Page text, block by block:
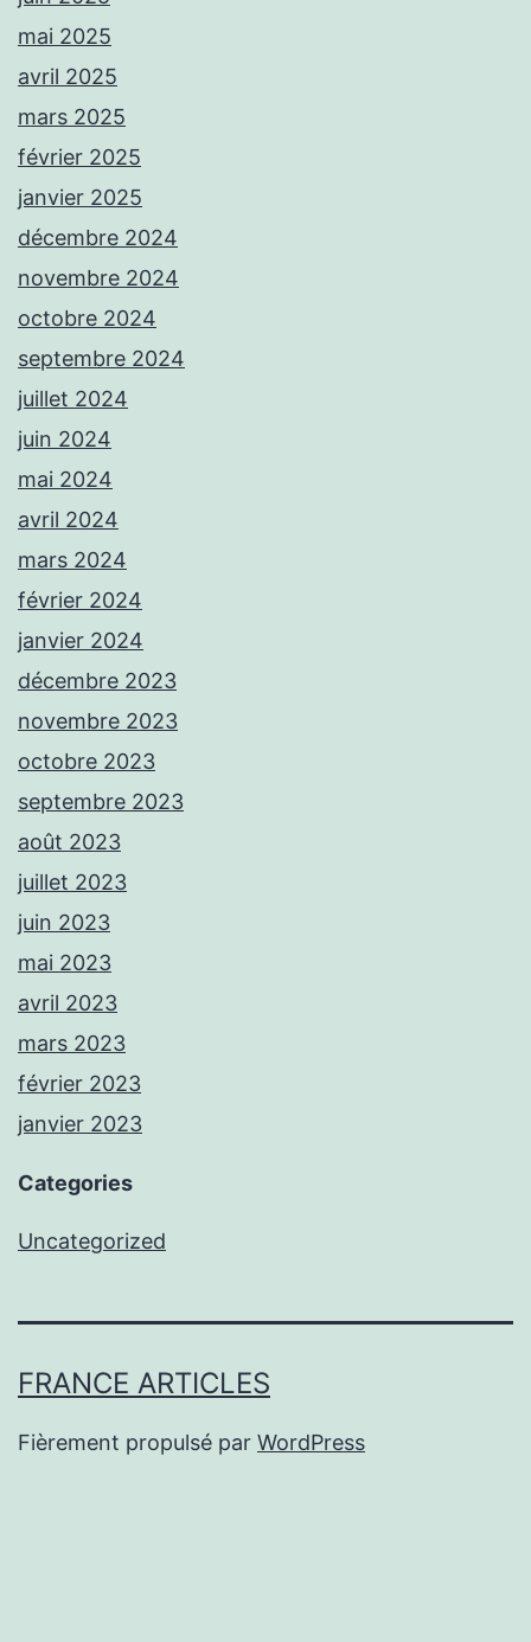
mai 2025
avril 2025
mars 2025
février 2025
janvier 2025
décembre 2024
novembre 2024
octobre 2024
septembre 2024
juillet 2024
juin 2024
mai 2024
avril 2024
mars 2024
février 2024
janvier 2024
décembre 2023
novembre 2023
octobre 2023
septembre 2023
août 2023
juillet 2023
juin 2023
mai 2023
avril 2023
mars 2023
février 2023
janvier 2023
Categories
Uncategorized
FRANCE ARTICLES
Fièrement propulsé par WordPress